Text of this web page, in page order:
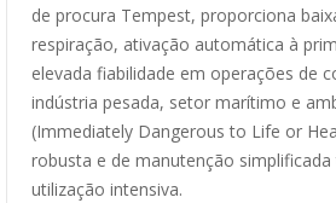
de procura Tempest, proporciona
respiração, ativação automática à
elevada fiabilidade em operações de
indústria pesada, setor marítimo e
(Immediately Dangerous to Life or
robusta e de manutenção
utilização intensiva.